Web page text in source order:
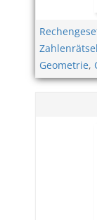
Zahlenrätsel
Geometrie,